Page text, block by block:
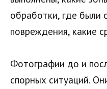
обработки, где были
повреждения, какие
Фотографии до и
спорных ситуаций.